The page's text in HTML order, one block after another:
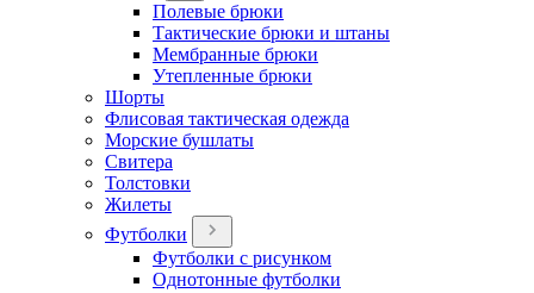
Полевые брюки
Тактические брюки и штаны
Мембранные брюки
Утепленные брюки
Шорты
Флисовая тактическая одежда
Морские бушлаты
Свитера
Толстовки
Жилеты
Футболки
Футболки с рисунком
Однотонные футболки